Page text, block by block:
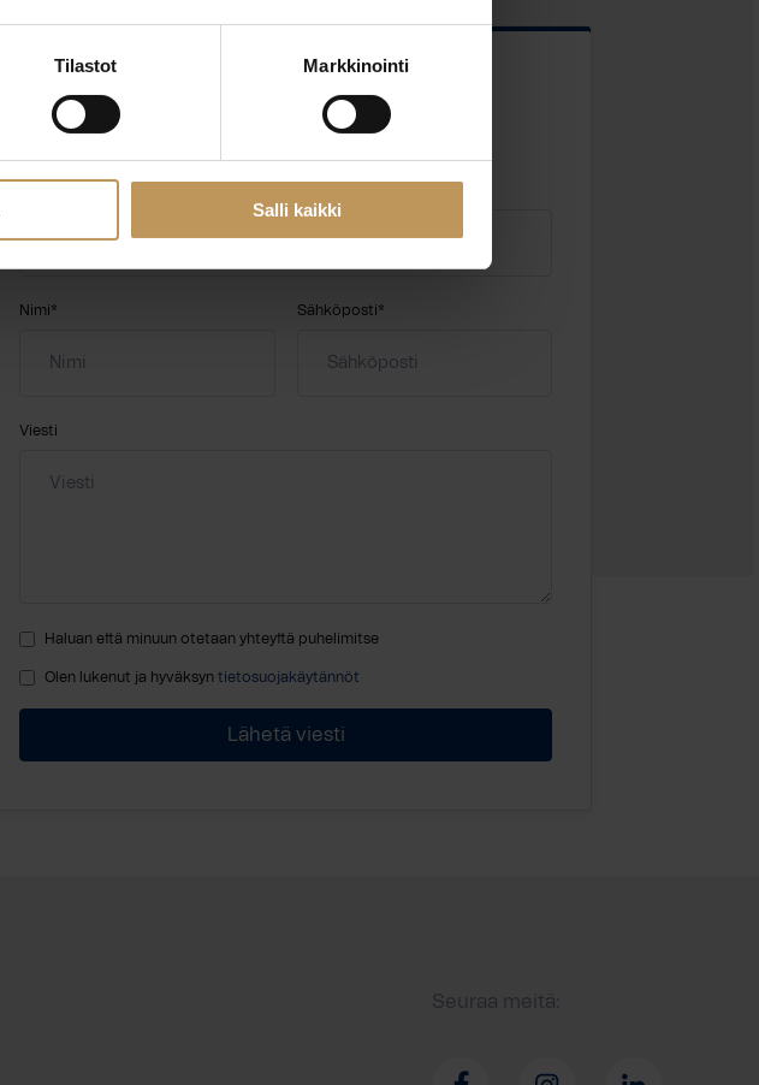
Tilastot Markkinointi
Salli kaikki
" näyttää pakolliset kentät
Nimi* Sähköposti*
Viesti
Haluan että minuun otetaan yhteyttä puhelimitse
Olen lukenut ja hyväksyntietosuojakäytännöt
Seuraa meitä: